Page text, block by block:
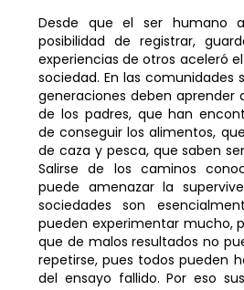
Desde que el ser humano
posibilidad de registrar,
experiencias de otros aceleró
sociedad. En las comunidades
generaciones deben aprender
de los padres, que han
de conseguir los alimentos,
de caza y pesca, que saben
Salirse de los caminos
puede amenazar la
sociedades son
pueden experimentar mucho,
que de malos resultados no
repetirse, pues todos pueden
del ensayo fallido. Por eso